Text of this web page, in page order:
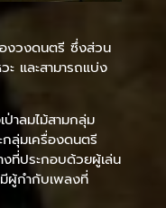
งวงดนตรี ซึ่งส่วน
และสามารถแบ่ง
าลมไม้สามกลุ่ม
กลุ่มเครื่องดนตรี
ที่ประกอบด้วยผู้เล่น
ผู้กำกับเพลงที่